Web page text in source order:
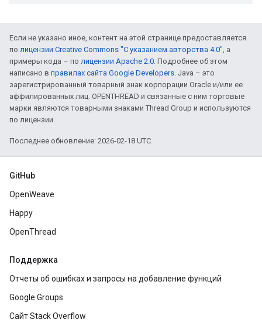
Если не указано иное, контент на этой странице предоставляется
по лицензии Creative Commons "С указанием авторства 4.0", а
примеры кода – по лицензии Apache 2.0. Подробнее об этом
написано в правилах сайта Google Developers. Java – это
зарегистрированный товарный знак корпорации Oracle и/или ее
аффилированных лиц. OPENTHREAD и связанные с ним торговые
марки являются товарными знаками Thread Group и используются
по лицензии.
Последнее обновление: 2026-02-18 UTC.
GitHub
OpenWeave
Happy
OpenThread
Поддержка
Отчеты об ошибках и запросы на добавление функций
Google Groups
Сайт Stack Overflow